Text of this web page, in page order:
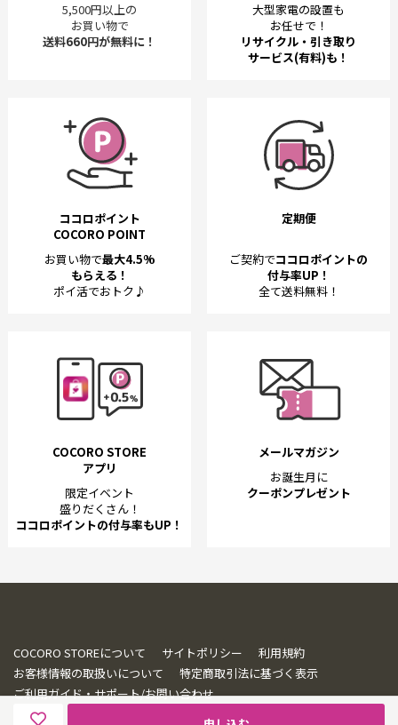
5,500円以上の
お買い物で
送料660円が無料に！
大型家電の設置も
お任せで！
リサイクル・引き取り
サービス(有料)も！
ココロポイント
COCORO POINT
お買い物で最大4.5%
もらえる！
ポイ活でおトク♪
定期便
ご契約でココロポイントの
付与率UP！
全て送料無料！
COCORO STORE
アプリ
限定イベント
盛りだくさん！
ココロポイントの付与率もUP！
メールマガジン
お誕生月に
クーポンプレゼント
COCORO STOREについて サイトポリシー
利用規約
お客様情報の取扱いについて
特定商取引法に基づく表示
ご利用ガイド・サポート/お問い合わせ